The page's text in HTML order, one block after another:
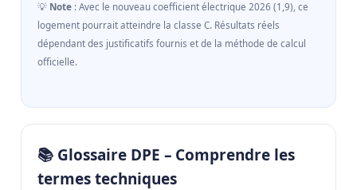
💡 Note : Avec le nouveau coefficient électrique 2026 (1,9), ce
logement pourrait atteindre la classe C. Résultats réels
dépendant des justificatifs fournis et de la méthode de calcul
officielle.
📚 Glossaire DPE – Comprendre les
termes techniques